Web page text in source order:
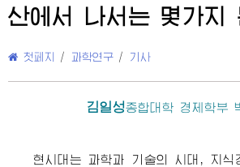
산에서 나서는 몇가지
첫페지 / 과학연구 / 기사
김일성종합대학 경제학부
현시대는 과학과 기술의 시대, 지식